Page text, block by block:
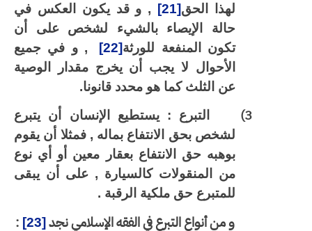
لهذا الحق[21], و قد يكون العكس في
حالة الإيصاء بالشيء لشخص على أن
تكون المنفعة للورثة[22]
, و في جميع
الأحوال لا يجب أن يخرج مقدار الوصية
عن الثلث كما هو محدد قانونا.
التبرع : يستطيع الإنسان أن يتبرع
لشخص بحق الانتفاع بماله , فمثلا أن يقوم
بوهبه حق الانتفاع بعقار معين أو أي نوع
من المنقولات كالسيارة , على أن يبقى
للمتبرع حق ملكية الرقبة .
و من أنواع التبرع في الفقه الإسلامي نجد[23]
: